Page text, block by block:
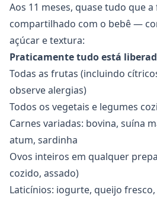
Aos 11 meses, quase tudo que
compartilhado com o bebê —
açúcar e textura:
Praticamente tudo está
Todas as frutas (incluindo
observe alergias)
Todos os vegetais e legumes
Carnes variadas: bovina, suína
atum, sardinha
Ovos inteiros em qualquer
cozido, assado)
Laticínios: iogurte, queijo